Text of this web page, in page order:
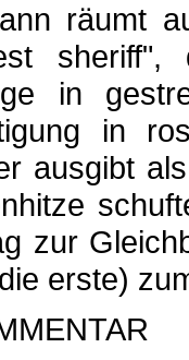
räumt
sheriff",
in
in
ausgibt
zur
erste)